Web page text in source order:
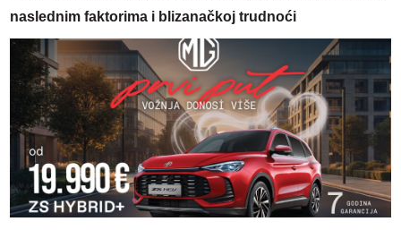
naslednim faktorima i blizanačkoj trudnoći